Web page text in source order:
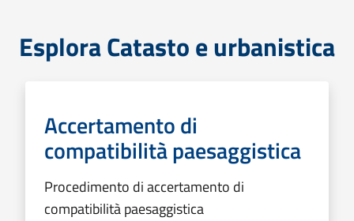
Esplora Catasto e urbanistica
Accertamento di
compatibilità paesaggistica
Procedimento di accertamento di
compatibilità paesaggistica